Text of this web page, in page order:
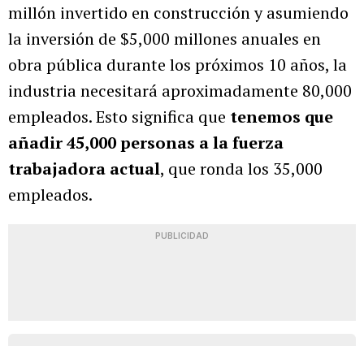
millón invertido en construcción y asumiendo
la inversión de $5,000 millones anuales en
obra pública durante los próximos 10 años, la
industria necesitará aproximadamente 80,000
empleados. Esto significa que tenemos que
añadir 45,000 personas a la fuerza
trabajadora actual, que ronda los 35,000
empleados.
PUBLICIDAD